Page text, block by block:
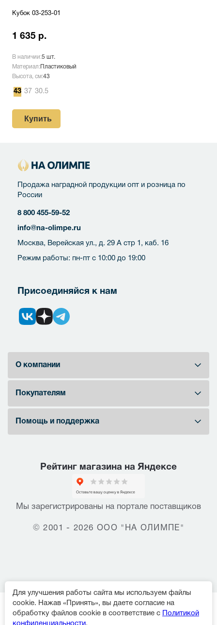
Кубок 03-253-01
1 635 р.
В наличии:5 шт.
Материал: Пластиковый
Высота, см:43
43 37 30.5
Купить
Продажа наградной продукции опт и розница по
России
8 800 455-59-52
info@na-olimpe.ru
Москва, Верейская ул., д. 29 А стр 1, каб. 16
Режим работы: пн-пт с 10:00 до 19:00
Присоединяйся к нам
О компании
Покупателям
Помощь и поддержка
Рейтинг магазина на Яндексе
Мы зарегистрированы на портале поставщиков
© 2001 - 2026 ООО "НА ОЛИМПЕ"
Для улучшения работы сайта мы используем файлы
cookie. Нажав «Принять», вы даете согласие на
обработку файлов cookie в соответствие с
Политикой
конфиденциальности.